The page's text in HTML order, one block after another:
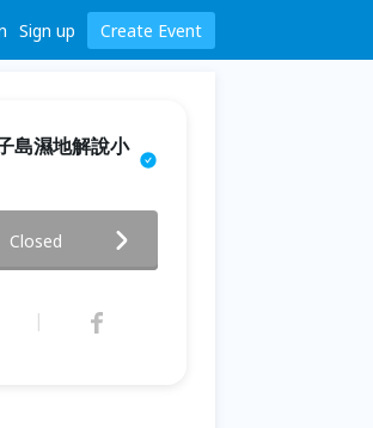
Sign up Create Event
島濕地解說小
動
10:00 - 09.17
Closed